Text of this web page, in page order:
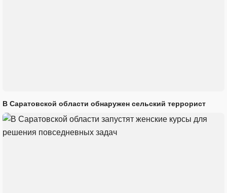
В Саратовской области обнаружен сельский террорист